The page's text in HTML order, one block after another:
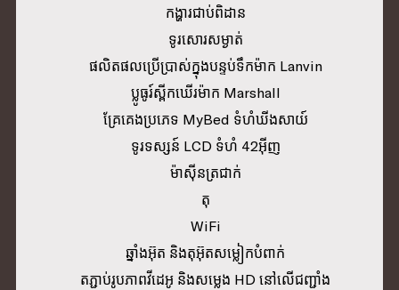
កង្ហារជាប់ពិដាន
ទូរសោរសម្ងាត់
ផលិតផលប្រើប្រាស់ក្នុងបន្ទប់ទឹកម៉ាក Lanvin
ប្លូធូរ៍ស្ពីកឃើរម៉ាក Marshall
គ្រែគេងប្រភេទ MyBed ទំហំឃីងសាយ៍
ទូរទស្សន៍ LCD ទំហំ 42អ៊ីញ
ម៉ាស៊ីនត្រជាក់
តុ
WiFi
ឆ្នាំងអ៊ុត និងតុអ៊ុតសម្លៀកបំពាក់
តភ្ជាប់រូបភាពវីដេអូ និងសម្លេង HD នៅលើជញ្ជាំង